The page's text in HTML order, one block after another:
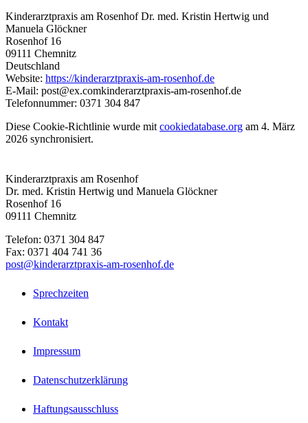
Kinderarztpraxis am Rosenhof Dr. med. Kristin Hertwig und
Manuela Glöckner
Rosenhof 16
09111 Chemnitz
Deutschland
Website: https://kinderarztpraxis-am-rosenhof.de
E-Mail: post@ex.comkinderarztpraxis-am-rosenhof.de
Telefonnummer: 0371 304 847
Diese Cookie-Richtlinie wurde mit cookiedatabase.org am 4. März
2026 synchronisiert.
Kinderarztpraxis am Rosenhof
Dr. med. Kristin Hertwig und Manuela Glöckner
Rosenhof 16
09111 Chemnitz
Telefon: 0371 304 847
Fax: 0371 404 741 36
post@kinderarztpraxis-am-rosenhof.de
Sprechzeiten
Kontakt
Impressum
Datenschutzerklärung
Haftungsausschluss